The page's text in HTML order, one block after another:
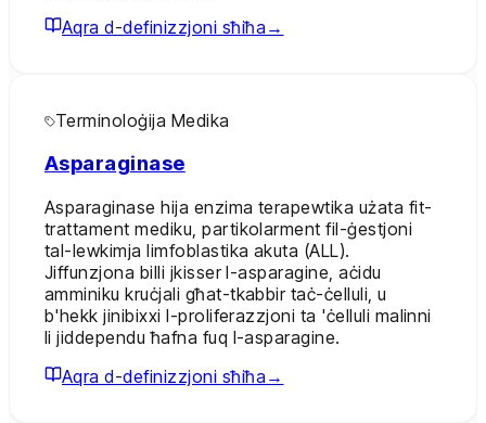
Aqra d-definizzjoni sħiħa →
Terminoloġija Medika
Asparaginase
Asparaginase hija enzima terapewtika użata fit-
trattament mediku, partikolarment fil-ġestjoni
tal-lewkimja limfoblastika akuta (ALL).
Jiffunzjona billi jkisser l-asparagine, aċidu
amminiku kruċjali għat-tkabbir taċ-ċelluli, u
b'hekk jinibixxi l-proliferazzjoni ta 'ċelluli malinni
li jiddependu ħafna fuq l-asparagine.
Aqra d-definizzjoni sħiħa →